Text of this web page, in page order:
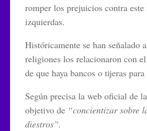
romper los prejuicios contra este
izquierdas.
Históricamente se han señalado
religiones los relacionaron con
de que haya bancos o tijeras
Según precisa la web oficial de
objetivo de “concientizar sobre
diestros”.